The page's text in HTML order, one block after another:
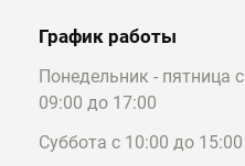
График работы
Понедельник - пятница с
09:00 до 17:00
Суббота с 10:00 до 15:00